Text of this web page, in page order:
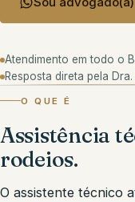
Atendimento em todo o
Resposta direta pela
O QUE É
Assistência
rodeios.
O assistente técnico